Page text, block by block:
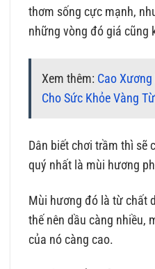
thơm sống cực mạnh,
những vòng đó giá cũng
Xem thêm: Cao Xương
Cho Sức Khỏe Vàng
Dân biết chơi trầm thì sẽ
quý nhất là mùi hương
Mùi hương đó là từ chất
thế nên dầu càng nhiều,
của nó càng cao.